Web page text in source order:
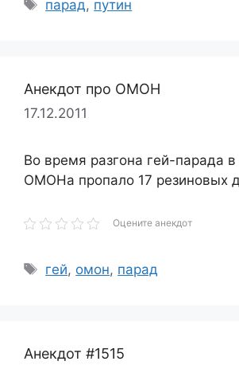
парад, путин
Анекдот про ОМОН
17.12.2011
Во время разгона гей-парада
ОМОНа пропало 17 резиновых
Оцените анекдот
Метки
гей, омон, парад
Анекдот #1515